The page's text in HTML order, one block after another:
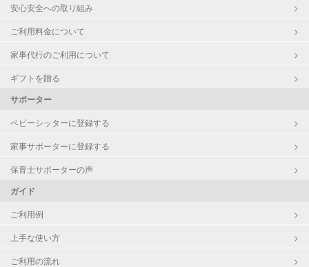
安心安全への取り組み
ご利用料金について
家事代行のご利用について
ギフトを贈る
サポーター
ベビーシッターに登録する
家事サポーターに登録する
保育士サポーターの声
ガイド
ご利用例
上手な使い方
ご利用の流れ